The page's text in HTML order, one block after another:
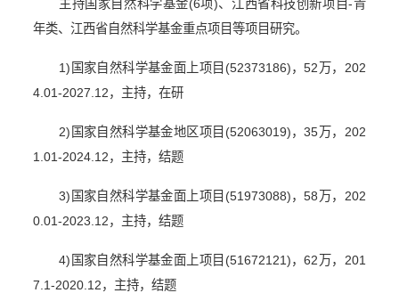
主持国家自然科学基金(6项)、江西省科技创新项目-青
年类、江西省自然科学基金重点项目等项目研究。
1) 国家自然科学基金面上项目 (52373186)，52 万， 202
4.01-2027.12，主持，在研
2) 国家自然科学基金地区项目 (52063019)，35 万， 202
1.01-2024.12，主持，结题
3) 国家自然科学基金面上项目 (51973088)，58 万， 202
0.01-2023.12，主持，结题
4) 国家自然科学基金面上项目 (51672121)，62 万， 201
7.1-2020.12，主持，结题